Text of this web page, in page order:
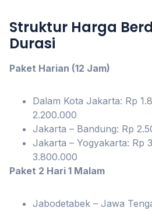
Struktur Harga
Durasi
Paket Harian (12 Jam)
Dalam Kota Jakarta: Rp
2.200.000
Jakarta – Bandung: Rp
Jakarta – Yogyakarta: Rp
3.800.000
Paket 2 Hari 1 Malam
Jabodetabek – Jawa